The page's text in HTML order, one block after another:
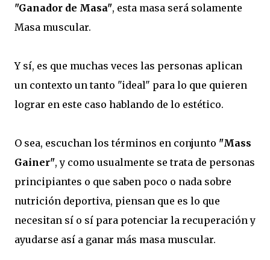
"Ganador de Masa", esta masa será solamente
Masa muscular.
Y sí, es que muchas veces las personas aplican
un contexto un tanto "ideal" para lo que quieren
lograr en este caso hablando de lo estético.
O sea, escuchan los términos en conjunto "Mass
Gainer", y como usualmente se trata de personas
principiantes o que saben poco o nada sobre
nutrición deportiva, piensan que es lo que
necesitan sí o sí para potenciar la recuperación y
ayudarse así a ganar más masa muscular.